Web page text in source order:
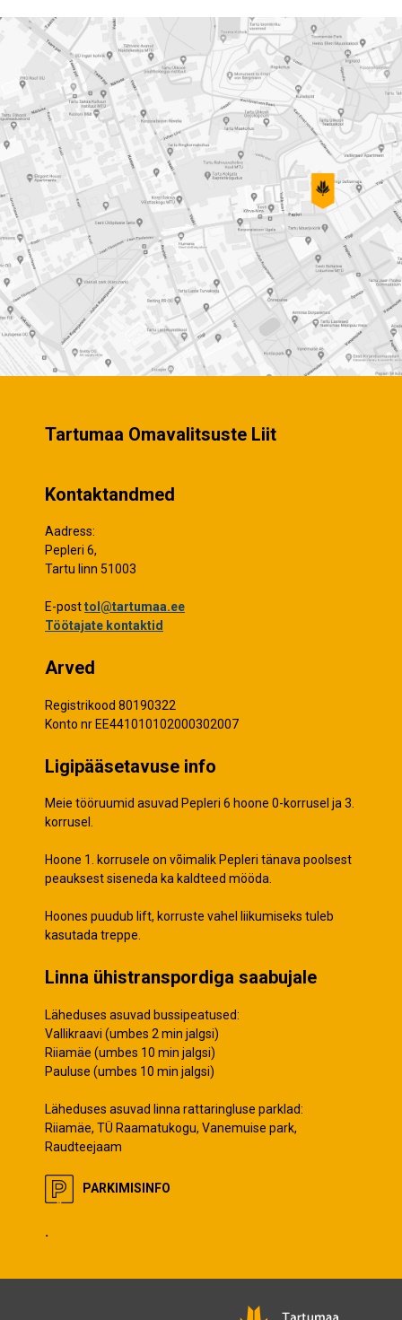
Tartumaa Omavalitsuste Liit
Kontaktandmed
Aadress:
Pepleri 6,
Tartu linn 51003
E-posttol@tartumaa.ee
Töötajate kontaktid
Arved
Registrikood 80190322
Konto nr EE441010102000302007
Ligipääsetavuse info
Meie tööruumid asuvad Pepleri 6 hoone 0-korrusel ja 3.
korrusel.
Hoone 1. korrusele on võimalik Pepleri tänava poolsest
peauksest siseneda ka kaldteed mööda.
Hoones puudub lift, korruste vahel liikumiseks tuleb
kasutada treppe.
Linna ühistranspordiga saabujale
Läheduses asuvad bussipeatused:
Vallikraavi (umbes 2 min jalgsi)
Riiamäe (umbes 10 min jalgsi)
Pauluse (umbes 10 min jalgsi)
Läheduses asuvad linna rattaringluse parklad:
Riiamäe, TÜ Raamatukogu, Vanemuise park,
Raudteejaam
PARKIMISINFO
.